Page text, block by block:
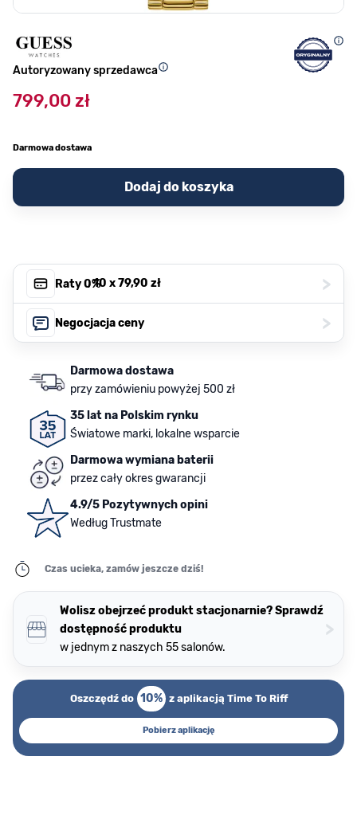
Autoryzowany sprzedawca
799,00 zł
Darmowa dostawa
Dodaj do koszyka
Raty 0%, 10 x79,90 zł >
Negocjacja ceny >
Darmowa dostawa
przy zamówieniu powyżej 500 zł
35 lat na Polskim rynku
Światowe marki, lokalne wsparcie
Darmowa wymiana baterii
przez cały okres gwarancji
4.9/5 Pozytywnych opini
Według Trustmate
Czas ucieka, zamów jeszcze dziś!
Wolisz obejrzeć produkt stacjonarnie? Sprawdź
dostępność produktu
w jednym z naszych 55 salonów.
>
Oszczędź do 10% z aplikacją Time To Riff
Pobierz aplikację